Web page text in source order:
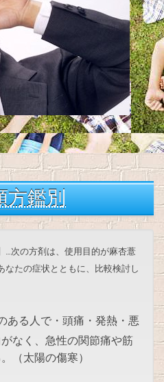
方鑑別
…次の方剤は、使用目的が麻杏薏
なたの症状とともに、比較検討し
ある人で・頭痛・発熱・悪
なく、急性の関節痛や筋
（太陽の傷寒）